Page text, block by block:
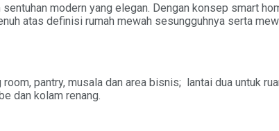
modern yang elegan. Dengan konsep smart
atas definisi rumah mewah sesungguhnya serta
pantry, musala dan area bisnis; lantai dua untuk
dan kolam renang.